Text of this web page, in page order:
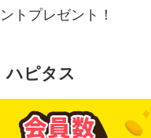
ントプレゼント！
ハピタス